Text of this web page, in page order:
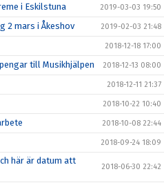
i Eskilstuna 2019-03-03 19:50
2 mars i Åkeshov 2019-02-03 21:48
2018-12-18 17:00
till Musikhjälpen 2018-12-13 08:00
2018-12-11 21:37
2018-10-22 10:40
2018-10-08 22:44
2018-09-24 18:09
här är datum att
2018-06-30 22:42